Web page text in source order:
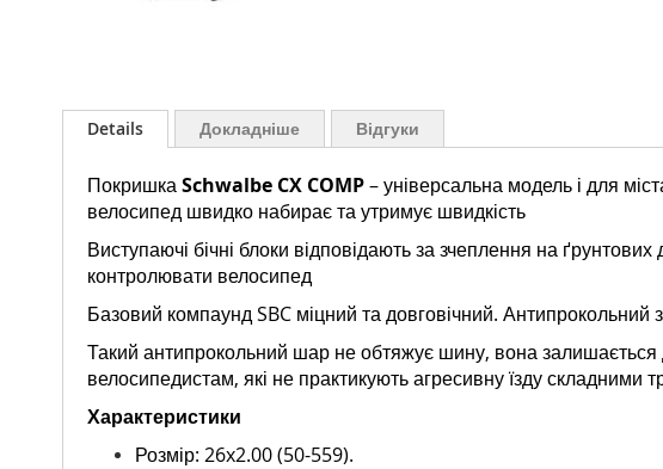
до
початку
зображень
Details
ПокришкаSchwalbe CX COMP– універсальна модель і для
велосипед швидко набирає та утримує швидкість
Виступаючі бічні блоки відповідають за зчеплення на
контролювати велосипед
Базовий компаунд SBC міцний та довговічний.
Такий антипрокольний шар не обтяжує шину, вона
велосипедистам, які не практикують агресивну їзду складними
Характеристики
Розмір: 26x2.00 (50-559).
Докладніше Відгуки